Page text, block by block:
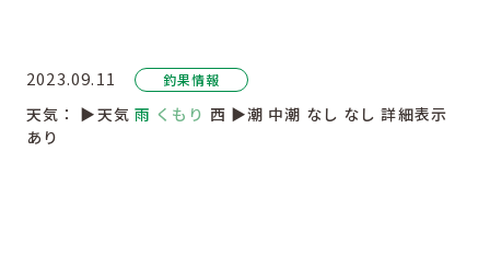
2023.09.11 釣果情報
天気： ▶︎天気 雨 くもり 西 ▶︎潮 中潮 なし なし 詳細表示
あり